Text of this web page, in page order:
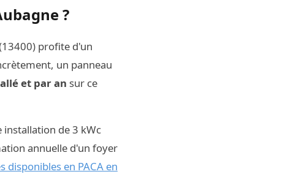
?
profite d'un
un panneau
et par an sur ce
installation de 3 kWc
annuelle d'un foyer
disponibles en PACA en